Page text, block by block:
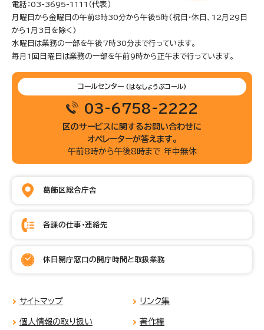
電話：03-3695-1111（代表）
月曜日から金曜日の午前8時30分から午後5時(祝日・休日、12月29日
から1月3日を除く)
水曜日は業務の一部を午後7時30分まで行っています。
毎月1回日曜日は業務の一部を午前9時から正午まで行っています。
コールセンター (はなしょうぶコール)
03-6758-2222
区のサービスに関するお問い合わせに
オペレーターが答えます。
午前8時から午後8時まで 年中無休
葛飾区総合庁舎
各課の仕事・連絡先
休日開庁窓口の開庁時間と取扱業務
サイトマップ リンク集
個人情報の取り扱い 著作権